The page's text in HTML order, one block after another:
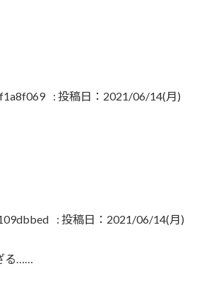
: 投稿日：2021/06/14(月)
: 投稿日：2021/06/14(月)
る……